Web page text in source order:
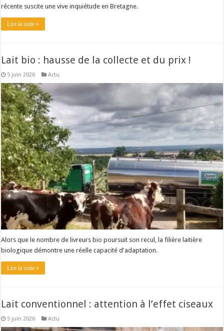
récente suscite une vive inquiétude en Bretagne.
Lire la suite »
Lait bio : hausse de la collecte et du prix !
5 juin 2026 Actu
Alors que le nombre de livreurs bio poursuit son recul, la filière laitière
biologique démontre une réelle capacité d'adaptation.
Lire la suite »
Lait conventionnel : attention à l’effet ciseaux
5 juin 2026 Actu